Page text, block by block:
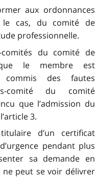
aux ordonnances
le cas, du comité de
professionnelle.
du comité de
le membre est
des fautes
comité du comité
que l’admission du
3.
d’un certificat
pendant plus
sa demande en
peut se voir délivrer